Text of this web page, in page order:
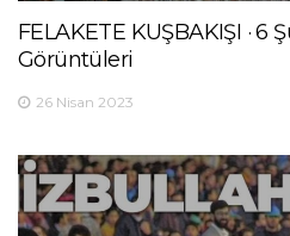
FELAKETE KUŞBAKIŞI ·
Görüntüleri
26 Nisan 2023